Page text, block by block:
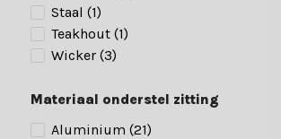
Staal (1)
Teakhout (1)
Wicker (3)
Materiaal onderstel zitting
Aluminium (21)